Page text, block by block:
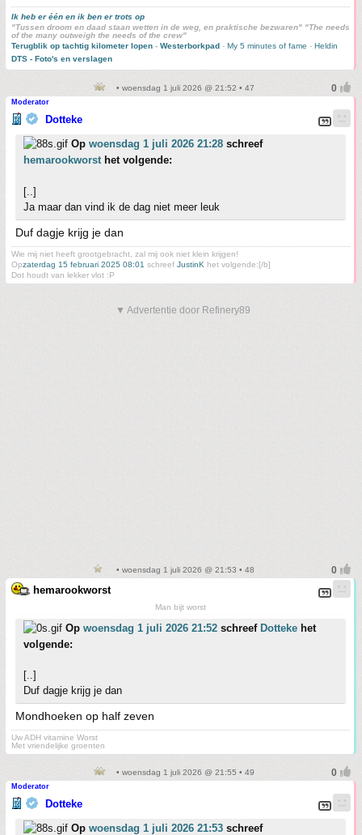
Ik heb er één en ik ben er trots op
"Tussen droom en daad staan wetten in de weg, en praktische bezwaren" "The needs
of the many outweigh the needs of the crew"
Terugblik op tachtig kilometer lopen - Westerborkpad - My 5 minutes of fame - Heldin
DTS - Foto's en verslagen
• woensdag 1 juli 2026 @ 21:52 • 47
Moderator
Dotteke
Op woensdag 1 juli 2026 21:28 schreef
hemarookworsthet volgende:
[..]
Ja maar dan vind ik de dag niet meer leuk
Duf dagje krijg je dan
Wie mij niet heeft grootgebracht, zal mij ook niet klein krijgen!
Opzaterdag 15 februari 2025 08:01 schreef JustinK het volgende:[/b]
Dot houdt van lekker vlot :P
▼ Advertentie door Refinery89
• woensdag 1 juli 2026 @ 21:53 • 48
hemarookworst
Man bijt worst
Op woensdag 1 juli 2026 21:52 schreef Dotteke het
volgende:
[..]
Duf dagje krijg je dan
Mondhoeken op half zeven
Uw ADH vitamine Worst
Met vriendelijke groenten
• woensdag 1 juli 2026 @ 21:55 • 49
Moderator
Dotteke
Op woensdag 1 juli 2026 21:53 schreef